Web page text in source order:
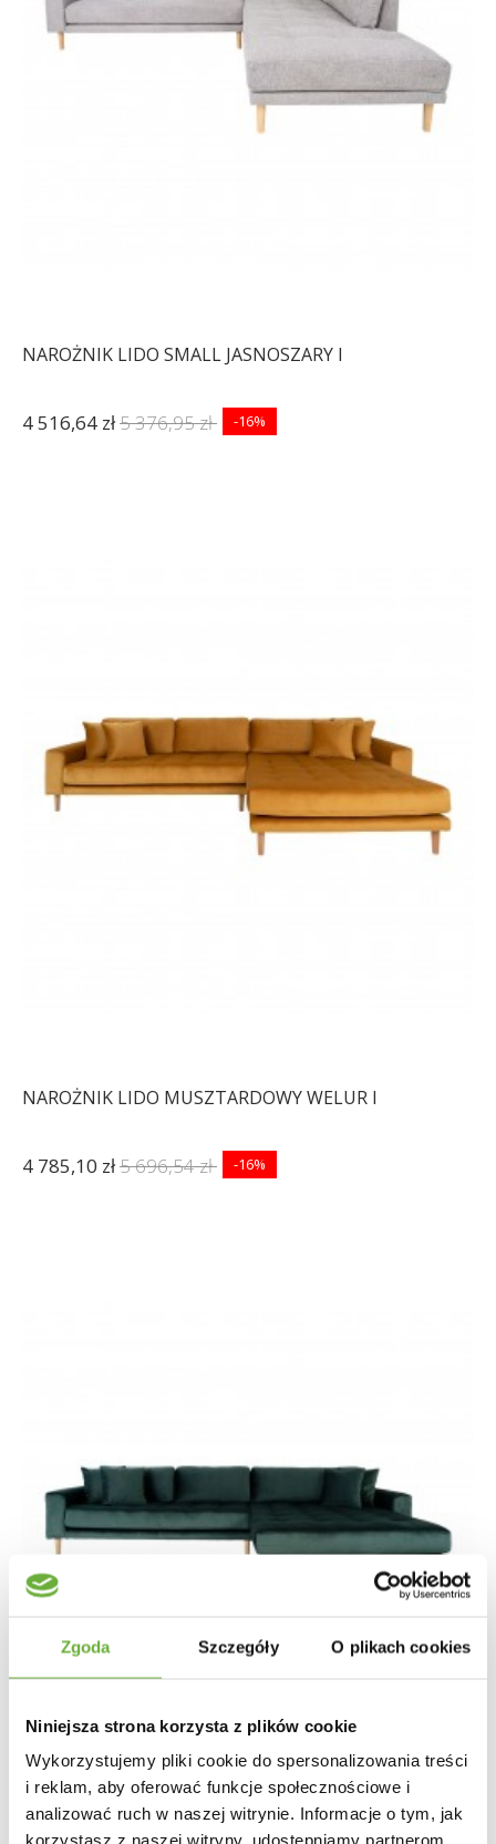
Zgoda Szczegóły O plikach cookies
Niniejsza strona korzysta z plików cookie
Wykorzystujemy pliki cookie do spersonalizowania treści
i reklam, aby oferować funkcje społecznościowe i
analizować ruch w naszej witrynie. Informacje o tym, jak
korzystasz z naszej witryny, udostępniamy partnerom
NAROŻNIK LIDO SMALL JASNOSZARY I
4 516,64 zł5 376,95 zł -16%
NAROŻNIK LIDO MUSZTARDOWY WELUR I
4 785,10 zł5 696,54 zł -16%